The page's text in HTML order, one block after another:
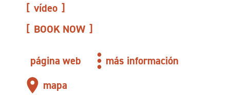
vídeo
BOOK NOW
página web
más información
mapa